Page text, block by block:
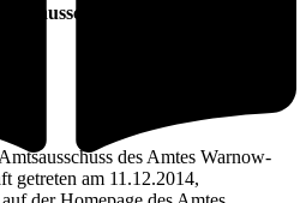
des Amtes Warnow-
die
des Amtes Warnow-
getreten am 11.12.2014,